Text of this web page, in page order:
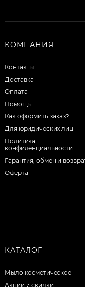
КОМПАНИЯ
Контакты
Доставка
Оплата
Помощь
Как оформить заказ?
Для юридических лиц
Политика
конфиденциальности.
Гарантия, обмен и
Оферта
КАТАЛОГ
Мыло косметическое
Акции и скидки